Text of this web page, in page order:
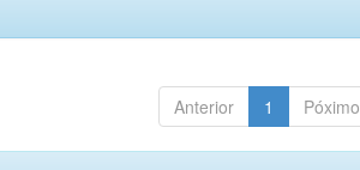
Anterior 1 Póximo